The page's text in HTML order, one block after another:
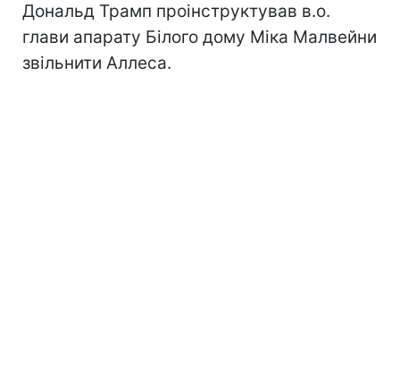
Дональд Трамп проінструктував в.о.
глави апарату Білого дому Міка Малвейни
звільнити Аллеса.